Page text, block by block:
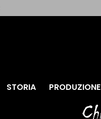
STORIA PRODUZIONE